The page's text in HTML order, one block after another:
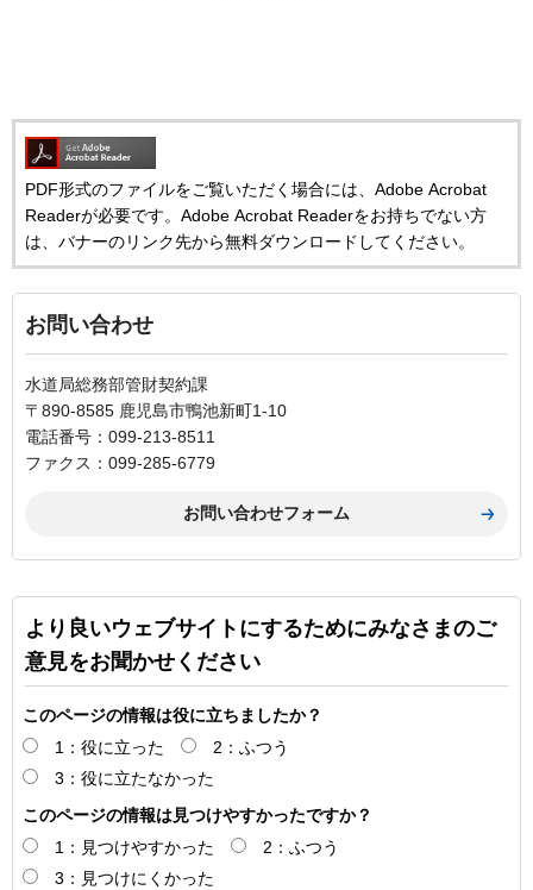
PDF形式のファイルをご覧いただく場合には、Adobe Acrobat
Readerが必要です。Adobe Acrobat Readerをお持ちでない方
は、バナーのリンク先から無料ダウンロードしてください。
お問い合わせ
水道局総務部管財契約課
〒890-8585 鹿児島市鴨池新町1-10
電話番号：099-213-8511
ファクス：099-285-6779
より良いウェブサイトにするためにみなさまのご
意見をお聞かせください
このページの情報は役に立ちましたか？
1：役に立った
2：ふつう
3：役に立たなかった
このページの情報は見つけやすかったですか？
1：見つけやすかった
2：ふつう
3：見つけにくかった